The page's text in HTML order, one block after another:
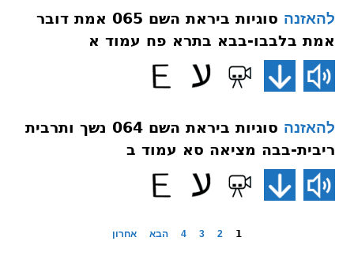
להאזנה
סוגיות ביראת השם 065 אמת דובר
אמת בלבבו-בבא בתרא פח עמוד א
להאזנה
סוגיות ביראת השם 064 נשך ותרבית
ריבית-בבה מציאה סא עמוד ב
1
2
3
4 הבא אחרון